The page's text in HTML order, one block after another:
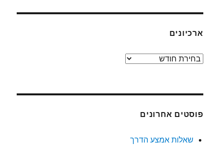
ארכיונים
ארכיונים
פוסטים אחרונים
שאלות אמצע הדרך